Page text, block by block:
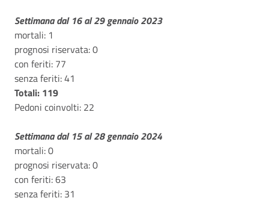
Settimana dal 16 al 29 gennaio 2023
mortali: 1
prognosi riservata: 0
con feriti: 77
senza feriti: 41
Totali: 119
Pedoni coinvolti: 22
Settimana dal 15 al 28 gennaio 2024
mortali: 0
prognosi riservata: 0
con feriti: 63
senza feriti: 31